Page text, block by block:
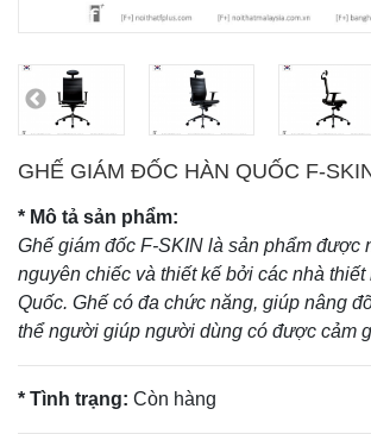
GHẾ GIÁM ĐỐC HÀN QUỐC F-
* Mô tả sản phẩm:
Ghế giám đốc F-SKIN là sản phẩm được
nguyên chiếc và thiết kế bởi các nhà
Quốc. Ghế có đa chức năng, giúp nâng
thể người giúp người dùng có được cảm
* Tình trạng: Còn hàng